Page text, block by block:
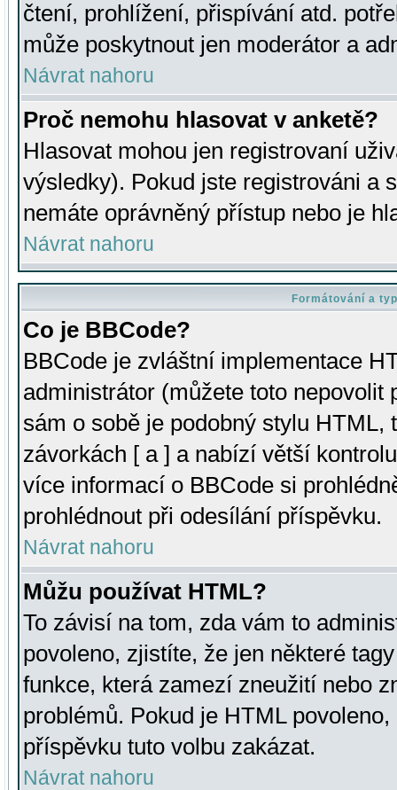
čtení, prohlížení, přispívání atd.
může poskytnout jen moderátor a
Návrat nahoru
Proč nemohu hlasovat v anketě?
Hlasovat mohou jen registrovaní
výsledky). Pokud jste registrováni a
nemáte oprávněný přístup nebo je
Návrat nahoru
Formátování a
Co je BBCode?
BBCode je zvláštní implementace
administrátor (můžete toto
sám o sobě je podobný stylu HTML,
závorkách [ a ] a nabízí větší
více informací o BBCode si
prohlédnout při odesílání příspěvku.
Návrat nahoru
Můžu používat HTML?
To závisí na tom, zda vám to
povoleno, zjistíte, že jen některé
funkce, která zamezí zneužití nebo
problémů. Pokud je HTML
příspěvku tuto volbu zakázat.
Návrat nahoru